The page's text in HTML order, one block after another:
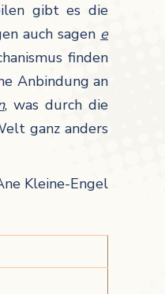
gibt es die
auch sagen e
finden
Anbindung an
, was durch die
ganz anders
Kleine-Engel